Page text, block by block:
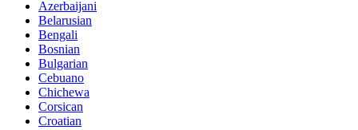
Azerbaijani
Belarusian
Bengali
Bosnian
Bulgarian
Cebuano
Chichewa
Corsican
Croatian